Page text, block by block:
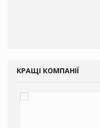
КРАЩІ КОМПАНІЇ